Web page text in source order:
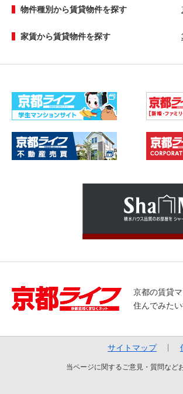
物件種別から賃貸物件を探す
家賃から賃貸物件を探す
京都の賃貸
住んでみた
サイトマップ
当ページに関するご意見・質問など